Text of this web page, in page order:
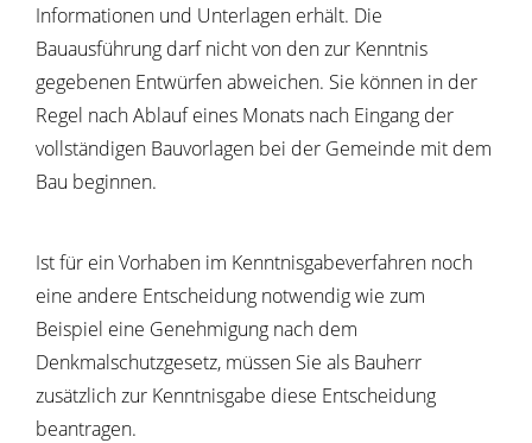
Informationen und Unterlagen erhält. Die
Bauausführung darf nicht von den zur Kenntnis
gegebenen Entwürfen abweichen. Sie können in der
Regel nach Ablauf eines Monats nach Eingang der
vollständigen Bauvorlagen bei der Gemeinde mit dem
Bau beginnen.
Ist für ein Vorhaben im Kenntnisgabeverfahren noch
eine andere Entscheidung notwendig wie zum
Beispiel eine Genehmigung nach dem
Denkmalschutzgesetz, müssen Sie als Bauherr
zusätzlich zur Kenntnisgabe diese Entscheidung
beantragen.